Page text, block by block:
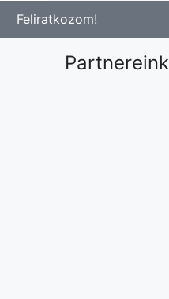
Feliratkozom!
Partnereink